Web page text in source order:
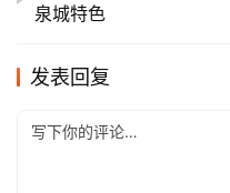
泉城特色
发表回复